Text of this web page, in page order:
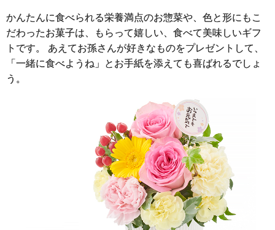
かんたんに食べられる栄養満点のお惣菜や、色と形にもこ
だわったお菓子は、もらって嬉しい、食べて美味しいギフ
トです。 あえてお孫さんが好きなものをプレゼントして、
「一緒に食べようね」とお手紙を添えても喜ばれるでしょ
う。